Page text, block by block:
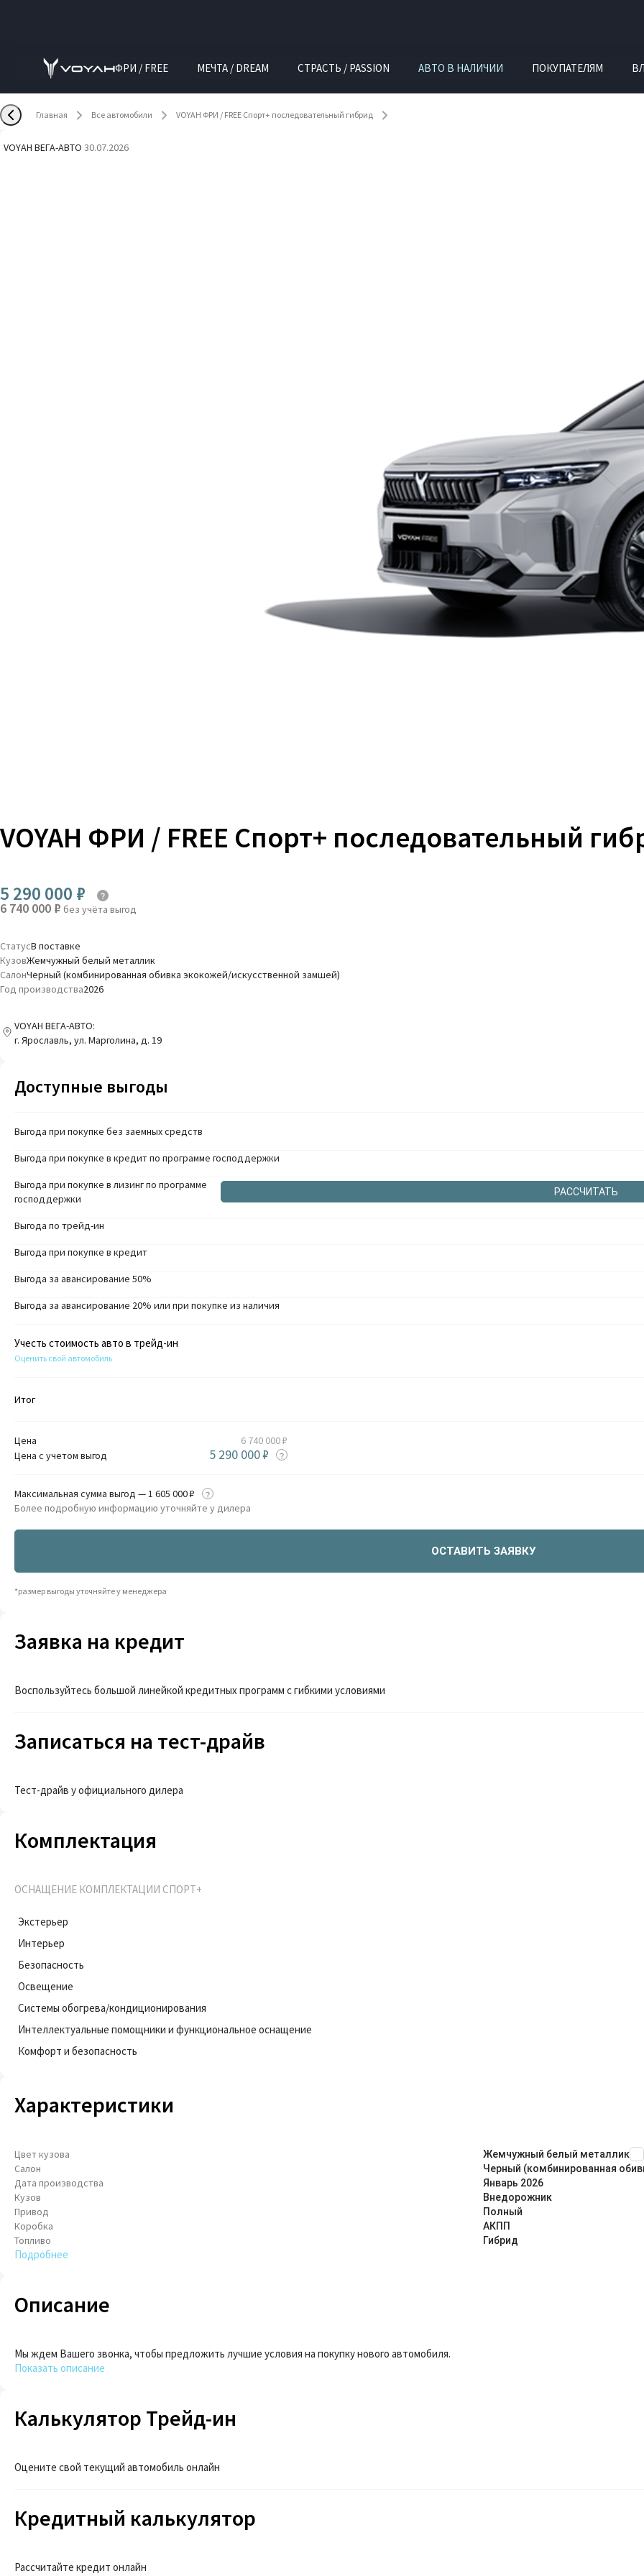
ФРИ / FREE МЕЧТА / DREAM СТРАСТЬ / PASSION АВТО В НАЛИЧИИ ПОКУПАТЕЛЯМ
Главная Все автомобили VOYAH ФРИ / FREE Спорт+ последовательный гибрид
VOYAH ВЕГА-АВТО·30.07.2026
VOYAH ФРИ / FREE Спорт+ последовательный
5 290 000 ₽
6 740 000 ₽ без учёта выгод
СтатусВ поставке
КузовЖемчужный белый металлик
СалонЧерный (комбинированная обивка экокожей/искусственной замшей)
Год производства2026
VOYAH ВЕГА-АВТО:
г. Ярославль, ул. Марголина, д. 19
Доступные выгоды
Выгода при покупке без заемных средств
Выгода при покупке в кредит по программе господдержки
Выгода при покупке в лизинг по программе
господдержки
РАССЧИТАТЬ
Выгода по трейд-ин
Выгода при покупке в кредит
Выгода за авансирование 50%
Выгода за авансирование 20% или при покупке из наличия
Учесть стоимость авто в трейд-ин
Оценить свой автомобиль
Итог
Цена
6 740 000 ₽
Цена с учетом выгод
5 290 000 ₽
Максимальная сумма выгод — 1 605 000 ₽
Более подробную информацию уточняйте у дилера
ОСТАВИТЬ ЗАЯВКУ
*размер выгоды уточняйте у менеджера
Заявка на кредит
Воспользуйтесь большой линейкой кредитных программ с гибкими условиями
Записаться на тест-драйв
Тест-драйв у официального дилера
Комплектация
ОСНАЩЕНИЕ КОМПЛЕКТАЦИИ СПОРТ+
Экстерьер
Интерьер
Безопасность
Освещение
Системы обогрева/кондиционирования
Интеллектуальные помощники и функциональное оснащение
Комфорт и безопасность
Характеристики
Цвет кузова Жемчужный белый металлик
Салон Черный (комбинированная
Дата производства Январь 2026
Кузов Внедорож­ник
Привод Полный
Коробка АКПП
Топливо Гибрид
Подробнее
Описание
Мы ждем Вашего звонка, чтобы предложить лучшие условия на покупку нового автомобиля.
Показать описание
Калькулятор Трейд-ин
Оцените свой текущий автомобиль онлайн
Кредитный калькулятор
Рассчитайте кредит онлайн